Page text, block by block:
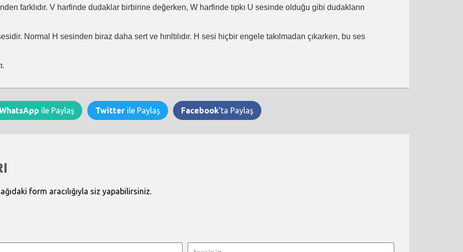
farklıdır. V harfinde dudaklar birbirine değerken, W harfinde tıpkı U sesinde olduğu gibi dudakların
Normal H sesinden biraz daha sert ve hırıltılıdır. H sesi hiçbir engele takılmadan çıkarken, bu ses
ile Paylaş Twitterile Paylaş Facebook'ta Paylaş
form aracılığıyla siz yapabilirsiniz.